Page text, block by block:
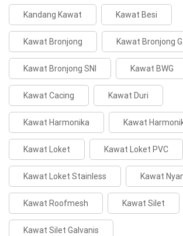
Kandang Kawat Kawat Besi
Kawat Bronjong Kawat Bronjong
Kawat Bronjong SNI Kawat BWG
Kawat Cacing Kawat Duri
Kawat Harmonika Kawat
Kawat Loket Kawat Loket PVC
Kawat Loket Stainless Kawat
Kawat Roofmesh Kawat Silet
Kawat Silet Galvanis